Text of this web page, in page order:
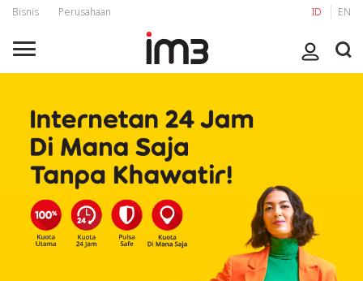
Bisnis Perusahaan ID EN